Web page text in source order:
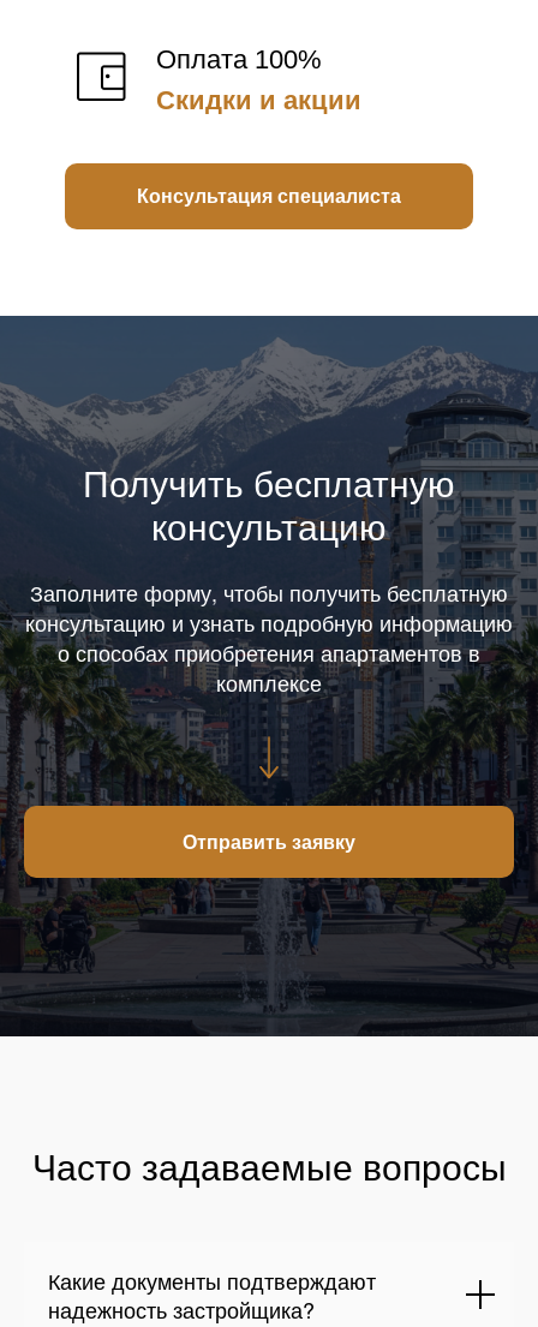
Скидки и акции
Оплата 100%
Консультация специалиста
Получить бесплатную
консультацию
Заполните форму, чтобы получить бесплатную
консультацию и узнать подробную информацию
о способах приобретения апартаментов в
комплексе
Отправить заявку
Часто задаваемые вопросы
Какие документы подтверждают
надежность застройщика?